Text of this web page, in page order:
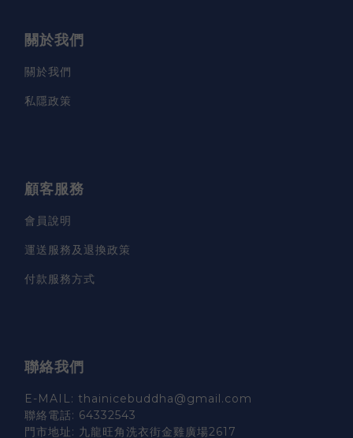
關於我們
關於我們
私隱政策
顧客服務
會員說明
運送服務及退換政策
付款服務方式
聯絡我們
E-MAIL: thainicebuddha@gmail.com
聯絡電話: 64332543
門市地址: 九龍旺角洗衣街金雞廣場2617